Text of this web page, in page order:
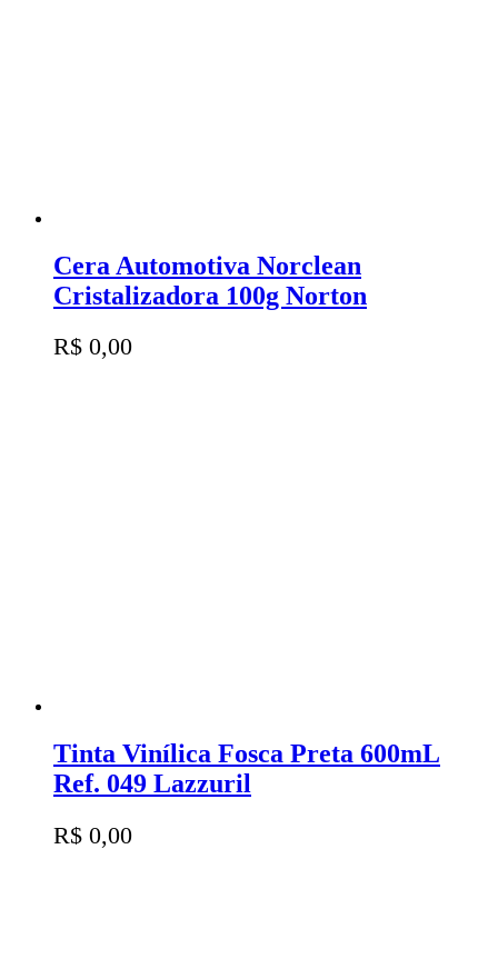
Cera Automotiva Norclean
Cristalizadora 100g Norton
R$ 0,00
Tinta Vinílica Fosca Preta 600mL
Ref. 049 Lazzuril
R$ 0,00